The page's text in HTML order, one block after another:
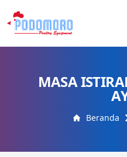
MASA
Beranda